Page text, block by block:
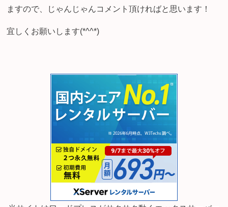
ますので、じゃんじゃんコメント頂ければと思います！
宜しくお願いします(*^^*)